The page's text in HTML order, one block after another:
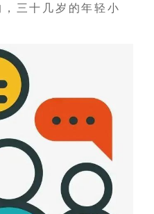
三十几岁的年轻小